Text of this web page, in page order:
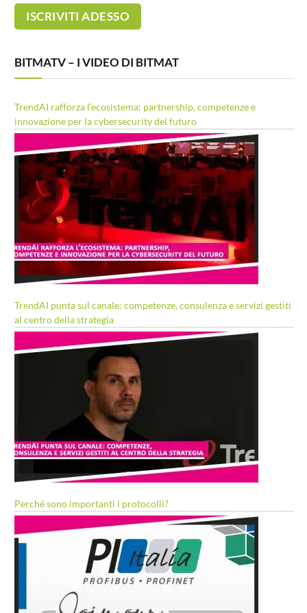
BITMATV – I VIDEO DI BITMAT
TrendAI rafforza l’ecosistema: partnership, competenze e
innovazione per la cybersecurity del futuro
TrendAI punta sul canale: competenze, consulenza e servizi gestiti
al centro della strategia
Perché sono importanti i protocolli?